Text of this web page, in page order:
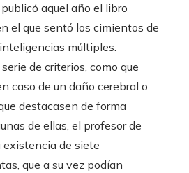
aquel año el libro
el que sentó los cimientos de
múltiples.
de criterios, como que
caso de un daño cerebral o
destacasen de forma
de ellas, el profesor de
existencia de siete
que a su vez podían